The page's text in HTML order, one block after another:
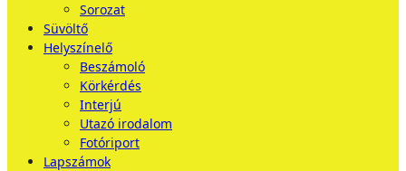
Sorozat
Süvöltő
Helyszínelő
Beszámoló
Körkérdés
Interjú
Utazó irodalom
Fotóriport
Lapszámok